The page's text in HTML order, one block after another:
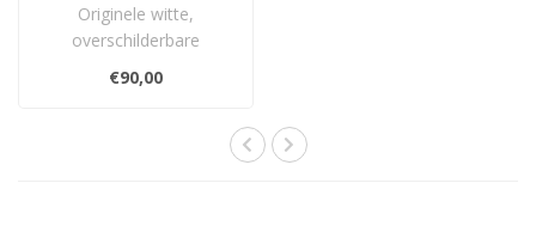
Originele witte,
overschilderbare
Sonance R12SUB en VP..
€90,00